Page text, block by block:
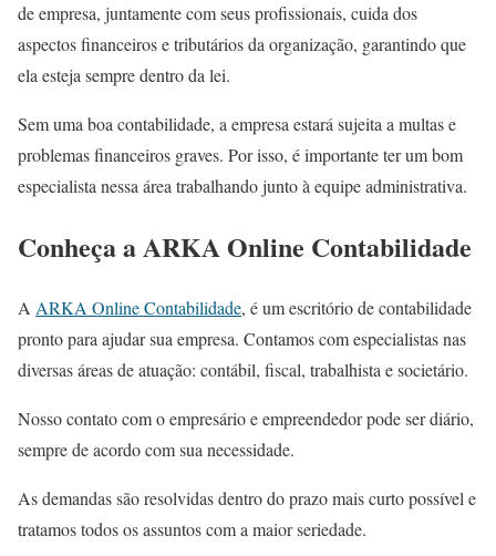
de empresa, juntamente com seus profissionais, cuida dos
aspectos financeiros e tributários da organização, garantindo que
ela esteja sempre dentro da lei.
Sem uma boa contabilidade, a empresa estará sujeita a multas e
problemas financeiros graves. Por isso, é importante ter um bom
especialista nessa área trabalhando junto à equipe administrativa.
Conheça a ARKA Online Contabilidade
A ARKA Online Contabilidade, é um escritório de contabilidade
pronto para ajudar sua empresa. Contamos com especialistas nas
diversas áreas de atuação: contábil, fiscal, trabalhista e societário.
Nosso contato com o empresário e empreendedor pode ser diário,
sempre de acordo com sua necessidade.
As demandas são resolvidas dentro do prazo mais curto possível e
tratamos todos os assuntos com a maior seriedade.